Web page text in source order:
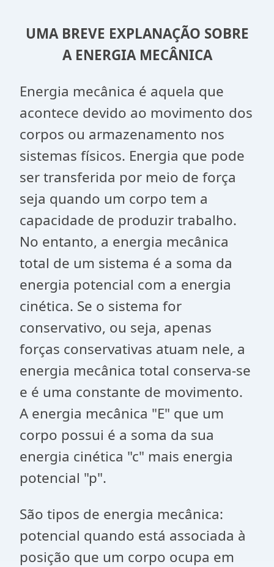
UMA BREVE EXPLANAÇÃO SOBRE
A ENERGIA MECÂNICA
Energia mecânica é aquela que
acontece devido ao movimento dos
corpos ou armazenamento nos
sistemas físicos. Energia que pode
ser transferida por meio de força
seja quando um corpo tem a
capacidade de produzir trabalho.
No entanto, a energia mecânica
total de um sistema é a soma da
energia potencial com a energia
cinética. Se o sistema for
conservativo, ou seja, apenas
forças conservativas atuam nele, a
energia mecânica total conserva-se
e é uma constante de movimento.
A energia mecânica "E" que um
corpo possui é a soma da sua
energia cinética "c" mais energia
potencial "p".
São tipos de energia mecânica:
potencial quando está associada à
posição que um corpo ocupa em